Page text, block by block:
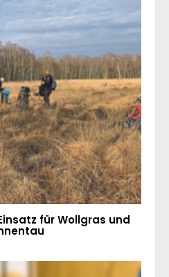
für Wollgras und